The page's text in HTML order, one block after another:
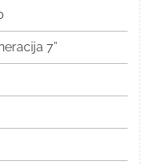
7”